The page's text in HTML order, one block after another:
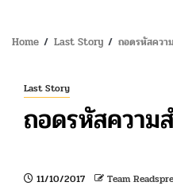
Home Last Story ถอดรหัสควา
Last Story
ถอดรหัสความ
11/10/2017 Team